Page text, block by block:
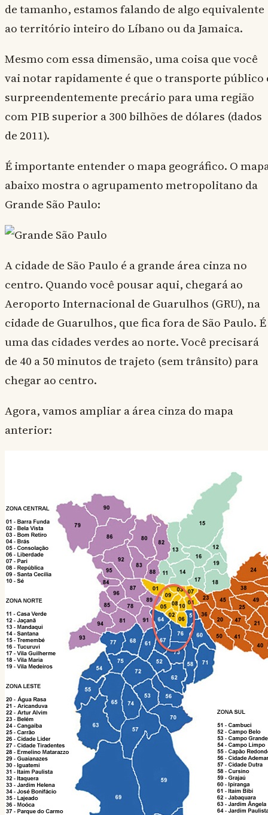
de tamanho, estamos falando de algo equivalente
ao território inteiro do Líbano ou da Jamaica.
Mesmo com essa dimensão, uma coisa que você
vai notar rapidamente é que o transporte público
surpreendentemente precário para uma região
com PIB superior a 300 bilhões de dólares (dados
de 2011).
É importante entender o mapa geográfico. O
abaixo mostra o agrupamento metropolitano da
Grande São Paulo:
A cidade de São Paulo é a grande área cinza no
centro. Quando você pousar aqui, chegará ao
Aeroporto Internacional de Guarulhos (GRU), na
cidade de Guarulhos, que fica fora de São Paulo. É
uma das cidades verdes ao norte. Você precisará
de 40 a 50 minutos de trajeto (sem trânsito) para
chegar ao centro.
Agora, vamos ampliar a área cinza do mapa
anterior: